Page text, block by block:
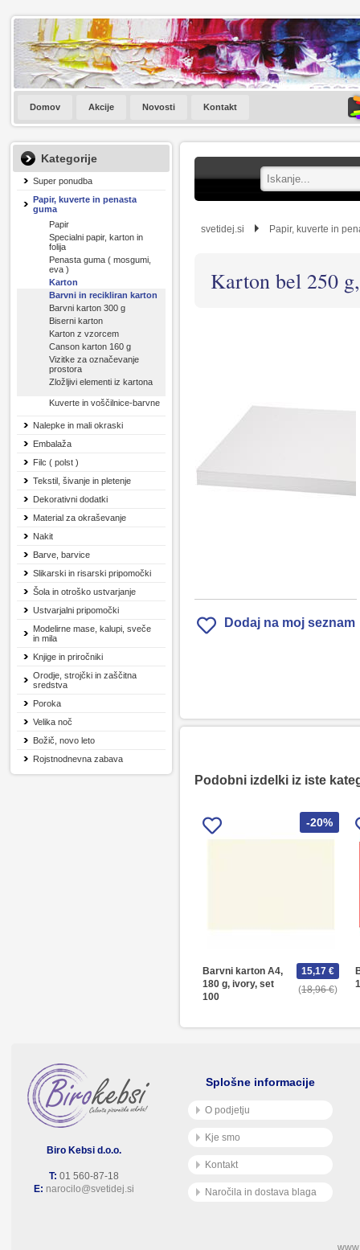
Domov Akcije Novosti Kontakt
Kategorije
Super ponudba
Papir, kuverte in penasta
guma
Papir
Specialni papir, karton in
folija
Penasta guma ( mosgumi,
eva )
Karton
Barvni in recikliran karton
Barvni karton 300 g
Biserni karton
Karton z vzorcem
Canson karton 160 g
Vizitke za označevanje
prostora
Zložljivi elementi iz kartona
Kuverte in voščilnice-barvne
Nalepke in mali okraski
Embalaža
Filc ( polst )
Tekstil, šivanje in pletenje
Dekorativni dodatki
Material za okraševanje
Nakit
Barve, barvice
Slikarski in risarski pripomočki
Šola in otroško ustvarjanje
Ustvarjalni pripomočki
Modelirne mase, kalupi, sveče
in mila
Knjige in priročniki
Orodje, strojčki in zaščitna
sredstva
Poroka
Velika noč
Božič, novo leto
Rojstnodnevna zabava
svetidej.si Papir, kuverte in
Karton bel 250
Dodaj na moj seznam
Podobni izdelki iz iste
-20%
Barvni karton A4,
180 g, ivory, set
100
18,96 €
15,17 €
Biro Kebsi d.o.o.
T: 01 560-87-18
E: narocilo@svetidej.si
Splošne informacije
O podjetju
Kje smo
Kontakt
Naročila in dostava blaga